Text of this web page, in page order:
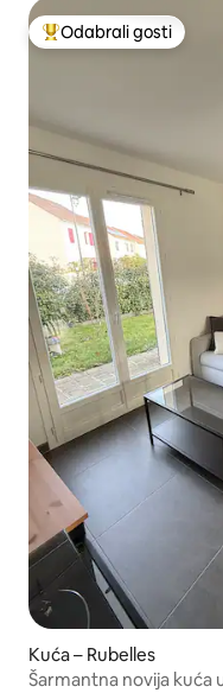
Među najviše
Odabrali gosti
Kuća – Rubelles
Šarmantna novija kuća